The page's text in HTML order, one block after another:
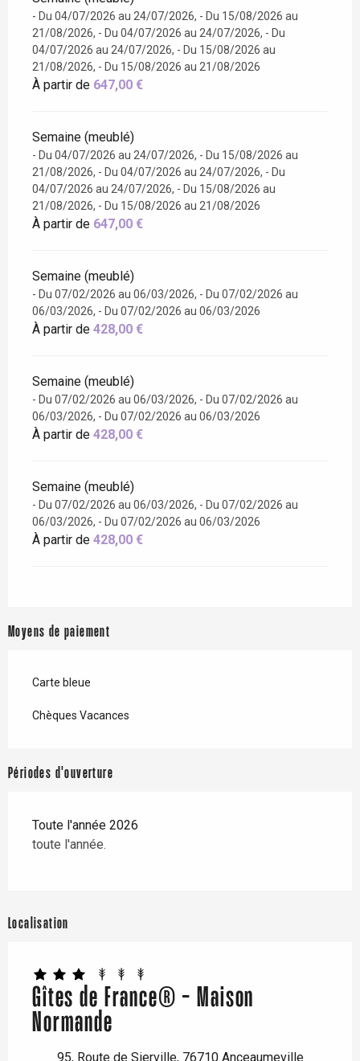
- Du 04/07/2026 au 24/07/2026, - Du 15/08/2026 au
21/08/2026, - Du 04/07/2026 au 24/07/2026, - Du
04/07/2026 au 24/07/2026, - Du 15/08/2026 au
21/08/2026, - Du 15/08/2026 au 21/08/2026
À partir de 647,00 €
Semaine (meublé)
- Du 04/07/2026 au 24/07/2026, - Du 15/08/2026 au
21/08/2026, - Du 04/07/2026 au 24/07/2026, - Du
04/07/2026 au 24/07/2026, - Du 15/08/2026 au
21/08/2026, - Du 15/08/2026 au 21/08/2026
À partir de 647,00 €
Semaine (meublé)
- Du 07/02/2026 au 06/03/2026, - Du 07/02/2026 au
06/03/2026, - Du 07/02/2026 au 06/03/2026
À partir de 428,00 €
Semaine (meublé)
- Du 07/02/2026 au 06/03/2026, - Du 07/02/2026 au
06/03/2026, - Du 07/02/2026 au 06/03/2026
À partir de 428,00 €
Semaine (meublé)
- Du 07/02/2026 au 06/03/2026, - Du 07/02/2026 au
06/03/2026, - Du 07/02/2026 au 06/03/2026
À partir de 428,00 €
Moyens de paiement
Carte bleue
Chèques Vacances
Périodes d'ouverture
Toute l'année 2026
toute l'année.
Localisation
Gîtes de France® - Maison
Normande
95, Route de Sierville, 76710 Anceaumeville